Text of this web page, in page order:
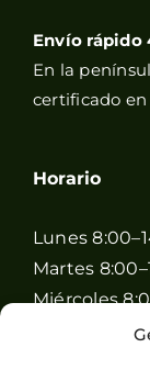
Envío rápido
En la
certificado en
Horario
Lunes
Martes
Miércoles
Jueves